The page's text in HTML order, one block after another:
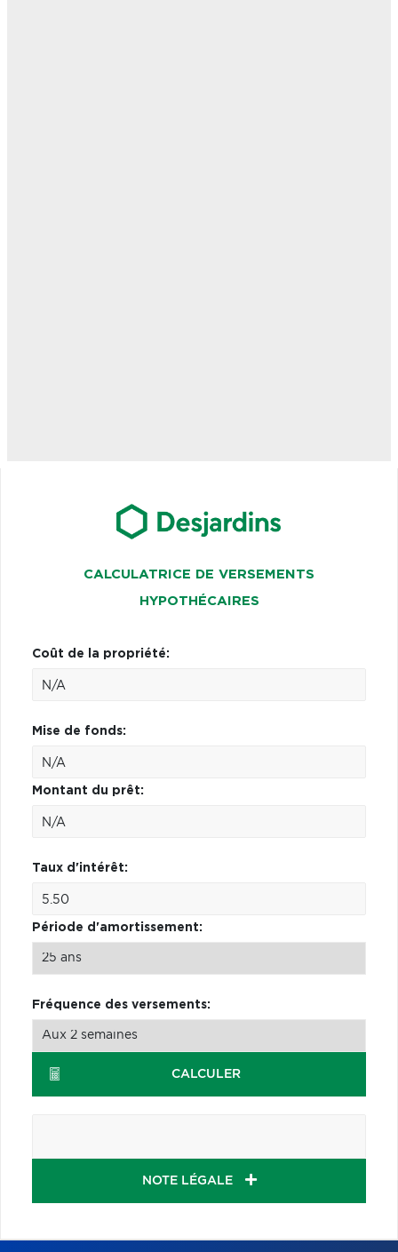
CALCULATRICE DE VERSEMENTS
HYPOTHÉCAIRES
Coût de la propriété:
Mise de fonds:
Montant du prêt:
Taux d'intérêt:
Période d'amortissement:
Fréquence des versements:
CALCULER
NOTE LÉGALE